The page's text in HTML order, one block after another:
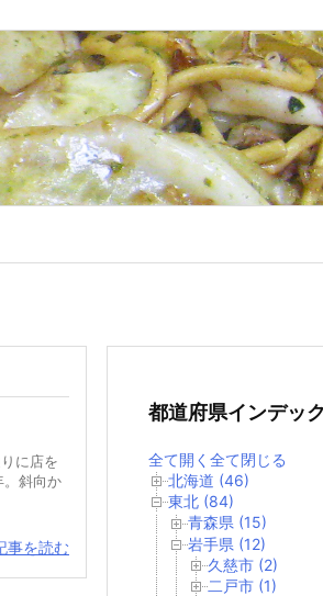
に店を
。斜向か
事を読む
都道府県インデッ
全て開く 全て閉じる
北海道 (46)
東北 (84)
青森県 (15)
岩手県 (12)
久慈市 (2)
二戸市 (1)